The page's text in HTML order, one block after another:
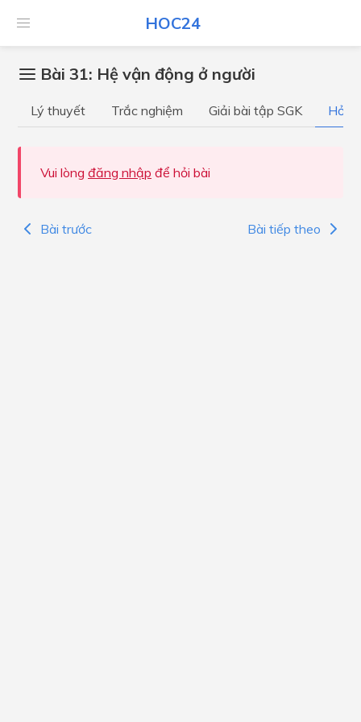
HOC24
Bài 31: Hệ vận động ở người
Lý thuyết Trắc nghiệm Giải bài tập SGK Hỏi
Vui lòng đăng nhập để hỏi bài
Bài trước Bài tiếp theo